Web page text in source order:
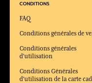
CONDITIONS
FAQ
Conditions générales de
Conditions générales
d'utilisation
Conditions Générales
d'utilisation de la carte